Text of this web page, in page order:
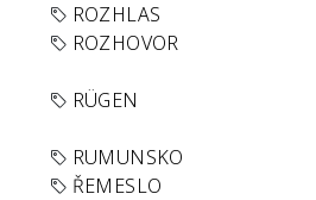
ROZHLAS
ROZHOVOR
RÜGEN
RUMUNSKO
ŘEMESLO